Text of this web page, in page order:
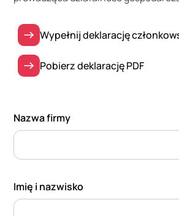
Wypełnij deklarację
Pobierz deklarację PDF
Nazwa firmy
Imię i nazwisko